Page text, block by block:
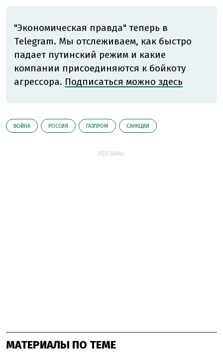
"Экономическая правда" теперь в
Telegram. Мы отслеживаем, как быстро
падает путинский режим и какие
компании присоединяются к бойкоту
агрессора. Подписаться можно здесь
ВОЙНА РОССИЯ ГАЗПРОМ САНКЦИИ
РЕКЛАМА:
МАТЕРИАЛЫ ПО ТЕМЕ